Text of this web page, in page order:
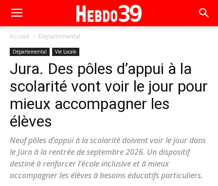
Accueil Départemental
Départemental Vie Locale
Jura. Des pôles d’appui à la
scolarité vont voir le jour pour
mieux accompagner les
élèves
Neuf pôles d’appui à la scolarité doivent voir le jour dans
le Jura à la rentrée de septembre 2026. Un dispositif
destiné à renforcer l’école inclusive et à mieux
accompagner les élèves à besoins éducatifs particuliers.